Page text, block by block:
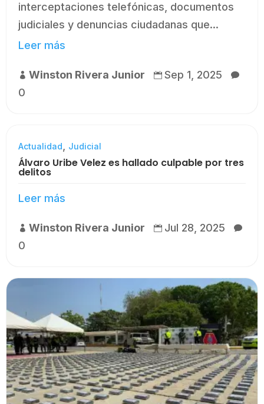
interceptaciones telefónicas, documentos
judiciales y denuncias ciudadanas que...
Leer más
 Winston Rivera Junior  Sep 1, 2025 
0
Actualidad, Judicial
Álvaro Uribe Velez es hallado culpable por tres
delitos
Leer más
 Winston Rivera Junior  Jul 28, 2025 
0